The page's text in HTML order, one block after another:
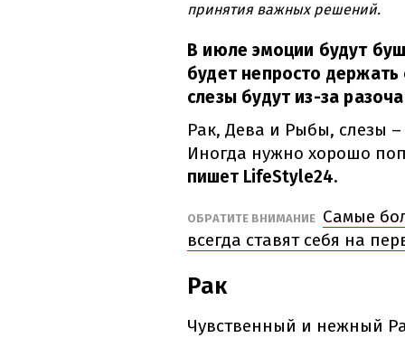
принятия важных решений.
В июле эмоции будут
будет непросто держать
слезы будут из-за
Рак, Дева и Рыбы, слезы
Иногда нужно хорошо
пишет LifeStyle24.
ОБРАТИТЕ ВНИМАНИЕ Самые
всегда ставят себя на
Рак
Чувственный и нежный